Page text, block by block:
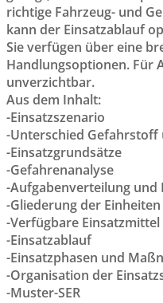
richtige Fahrzeug- und
kann der Einsatzablauf
Sie verfügen über eine
Handlungsoptionen. Für
unverzichtbar.
Aus dem Inhalt:
-Einsatzszenario
-Unterschied Gefahrstoff
-Einsatzgrundsätze
-Gefahrenanalyse
-Aufgabenverteilung und
-Gliederung der Einheiten
-Verfügbare Einsatzmittel
-Einsatzablauf
-Einsatzphasen und
-Organisation der
-Muster-SER